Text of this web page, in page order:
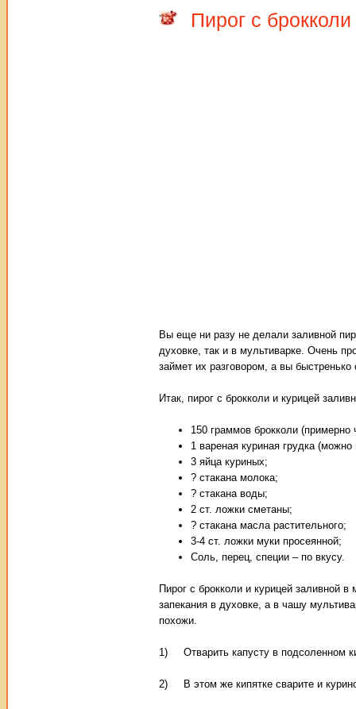
Пирог с
Вы еще ни разу не делали заливной
духовке, так и в мультиварке. Очень
займет их разговором, а вы
Итак, пирог с брокколи и курицей
150 граммов брокколи (примерно
1 вареная куриная грудка
3 яйца куриных;
? стакана молока;
? стакана воды;
2 ст. ложки сметаны;
? стакана масла растительного;
3-4 ст. ложки муки просеянной;
Соль, перец, специи – по вкусу.
Пирог с брокколи и курицей заливной
запекания в духовке, а в чашу
похожи.
1) Отварить капусту в подсоленном
2) В этом же кипятке сварите и